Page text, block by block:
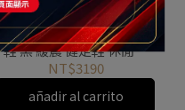
SKECHERS Go Walk 8 男
鞋 黑 緩震 健走鞋 休閒鞋
運動鞋 216782BKW
NT$3190
añadir al carrito